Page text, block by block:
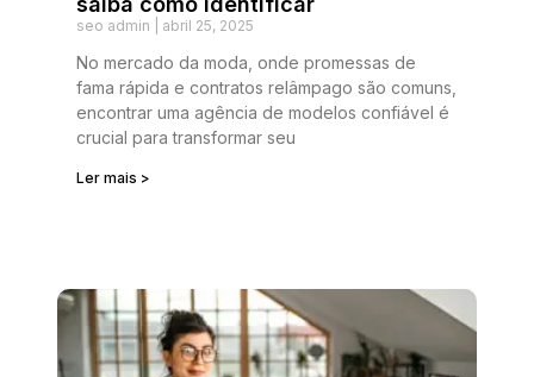
seo admin abril 25, 2025
No mercado da moda, onde promessas de
fama rápida e contratos relâmpago são comuns,
encontrar uma agência de modelos confiável é
crucial para transformar seu
Ler mais >